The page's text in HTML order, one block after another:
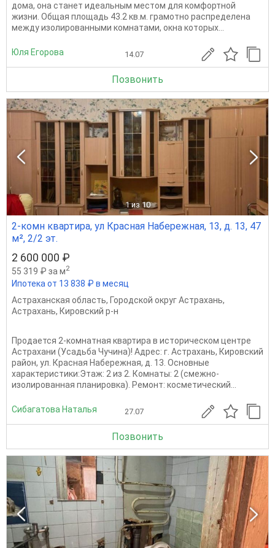
дома, она станет идеальным местом для комфортной
жизни. Общая площадь 43.2 кв.м. грамотно распределена
между изолированными комнатами, окна которых...
Юля Егорова 14.07
Позвонить
1 из 10
2-комн квартира, ул Красная Набережная, 13, д. 13, 47
м², 2/2 эт.
2 600 000 ₽
55 319 ₽ за м2
Ипотека от 13 838 ₽ в месяц
Астраханская область, Городской округ Астрахань,
Астрахань, Кировский р-н
Продается 2-комнатная квартира в историческом центре
Астрахани (Усадьба Чучина)! Адрес: г. Астрахань, Кировский
район, ул. Красная Набережная, д. 13. Основные
характеристики:Этаж: 2 из 2. Комнаты: 2 (смежно-
изолированная планировка). Ремонт: косметический...
Сибагатова Наталья 27.07
Позвонить